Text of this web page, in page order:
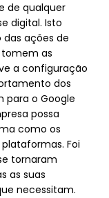
de qualquer
digital. Isto
ações de
as
a configuração
dos
para o Google
possa
como os
Foi
tornaram
as suas
necessitam.